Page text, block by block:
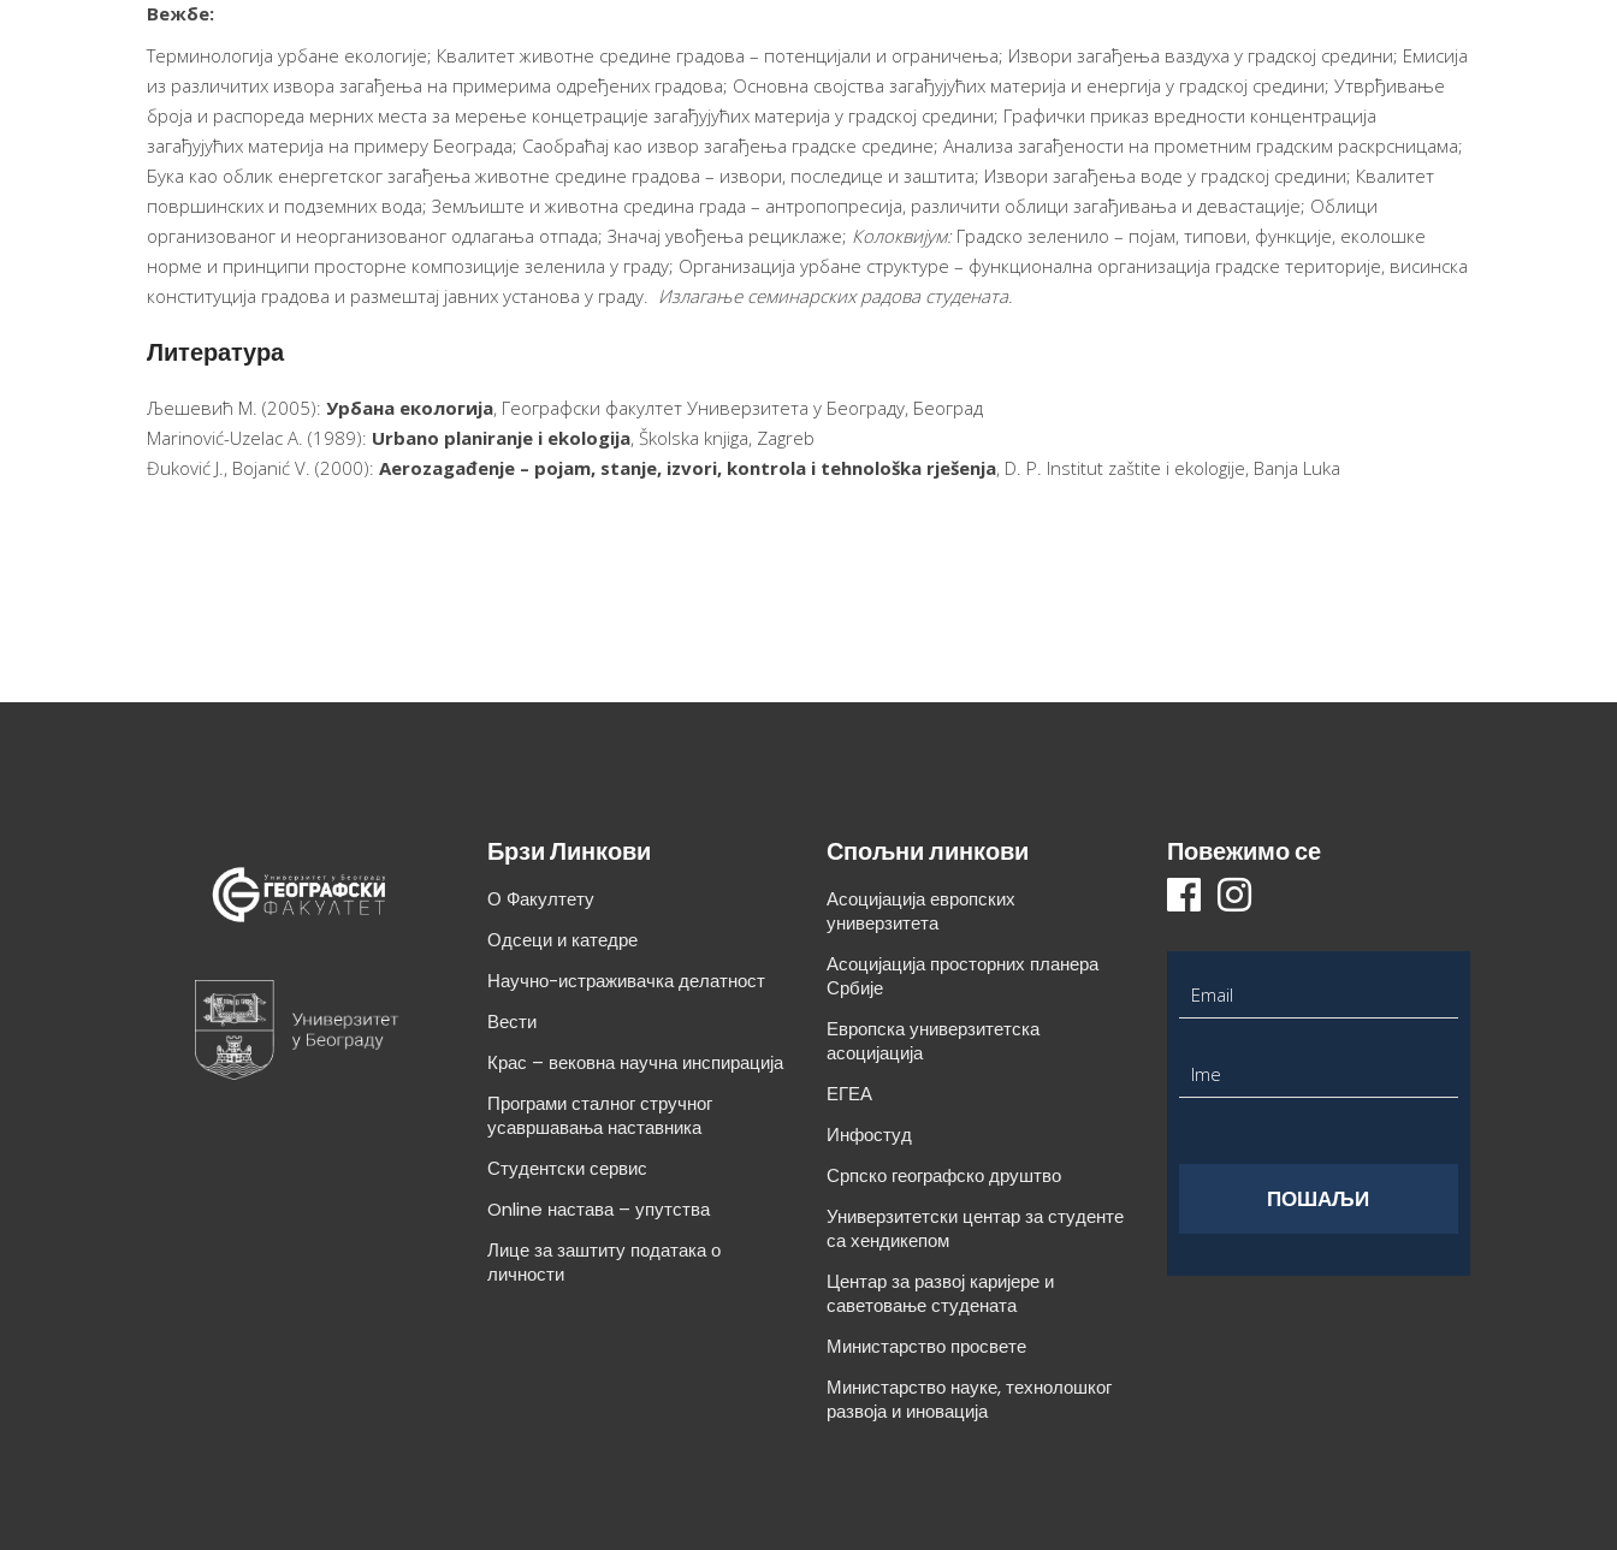
Вежбе:
Терминологија урбане екологије; Квалитет животне средине градова – потенцијали и ограничења; Извори загађења ваздуха у градској средини; Емисија
из различитих извора загађења на примерима одређених градова; Основна својства загађујућих материја и енергија у градској средини; Утврђивање
броја и распореда мерних места за мерење концетрације загађујућих материја у градској средини; Графички приказ вредности концентрација
загађујућих материја на примеру Београда; Саобраћај као извор загађења градске средине; Анализа загађености на прометним градским раскрсницама;
Бука као облик енергетског загађења животне средине градова – извори, последице и заштита; Извори загађења воде у градској средини; Квалитет
површинских и подземних вода; Земљиште и животна средина града – антропопресија, различити облици загађивања и девастације; Облици
организованог и неорганизованог одлагања отпада; Значај увођења рециклаже; Колоквијум: Градско зеленило – појам, типови, функције, еколошке
норме и принципи просторне композиције зеленила у граду; Организација урбане структуре – функционална организација градске територије, висинска
конституција градова и размештај јавних установа у граду. Излагање семинарских радова студената.
Литература
Љешевић М. (2005): Урбана екологија, Географски факултет Универзитета у Београду, Београд
Marinović-Uzelac A. (1989): Urbano planiranje i ekologija, Školska knjiga, Zagreb
Đuković J., Bojanić V. (2000): Aerozagađenje – pojam, stanje, izvori, kontrola i tehnološka rješenja, D. P. Institut zaštite i ekologije, Banja Luka
Брзи Линкови
О Факултету
Одсеци и катедре
Научно-истраживачка делатност
Вести
Крас – вековна научна инспирација
Програми сталног стручног
усавршавања наставника
Студентски сервис
Online настава – упутства
Лице за заштиту података о
личности
Спољни линкови
Асоцијација европских
универзитета
Асоцијација просторних планера
Србије
Европска универзитетска
асоцијација
ЕГЕА
Инфостуд
Српско географско друштво
Универзитетски центар за студенте
са хендикепом
Центар за развој каријере и
саветовање студената
Министарство просвете
Министарство науке, технолошког
развоја и иновација
Повежимо се